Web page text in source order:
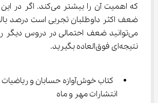
که اهمیت آن را بیشتر
ضعف اکثر داوطلبان تجربی است درصد
می‌توانید ضعف احتمالی در دروس دیگر
نتیجه‌ای فوق‌العاده بگیرید.
کتاب خوش‌آوازه حسابان و
انتشارات مهر و ماه